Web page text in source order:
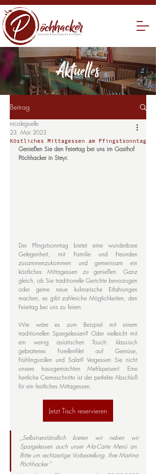
Aktuelles
Beitrag
Köstliches Mittagessen am Pfingstsonntag
nicoleguelle
23. Mai 2023
Genießen Sie den Feiertag bei uns im Gasthof
Pöchhacker in Steyr.
Der Pfingstsonntag bietet eine wunderbare
Gelegenheit, mit Familie und Freunden
zusammenzukommen und gemeinsam ein
köstliches Mittagessen zu genießen. Ganz
gleich, ob Sie traditionelle Gerichte bevorzugen
oder gerne neue kulinarische Erfahrungen
machen, es gibt zahlreiche Möglichkeiten, den
Feiertag bei uns zu feiern.
Wie wäre es zum Beispiel mit einem
traditionellen Spargelessen? Oder vielleicht mit
ein wenig asiatischen Touch: klassisch
gebratenes Forellenfilet auf Gemüse,
Frühlingsrollen und Salat? Vergessen Sie nicht
unsere hausgemachten Mehlspeisen! Eine
herrliche Cremeschnitte ist der perfekte Abschluß
für ein festliches Mittagessen.
Jetzt Tisch reservieren
„Selbstverständlich bieten wir neben wir
Spargelessen auch unser A-la-Carte Menü an.
Bitte um rechtzeitige Vorbestellung. Ihre Martina
Pöchhacker.”